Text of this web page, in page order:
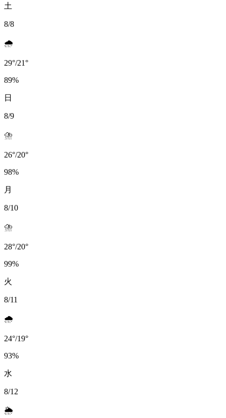
土
8/8
🌧️
29°/21°
89%
日
8/9
⛈️
26°/20°
98%
月
8/10
⛈️
28°/20°
99%
火
8/11
🌧️
24°/19°
93%
水
8/12
🌦️